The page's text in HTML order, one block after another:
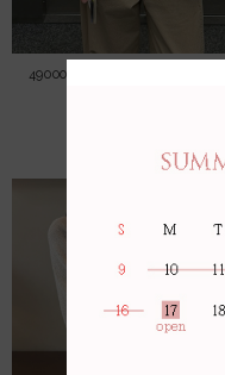
49000->45000 자수 레이스 블라